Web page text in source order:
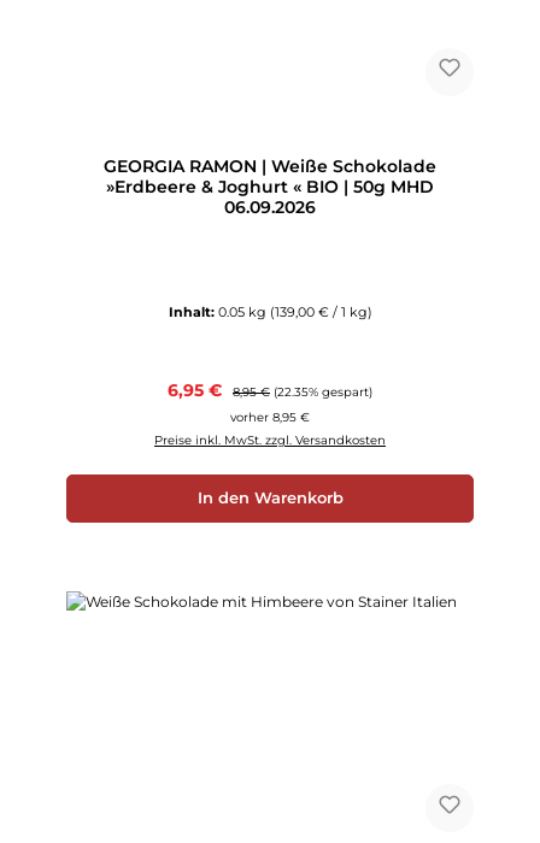
GEORGIA RAMON | Weiße Schokolade
»Erdbeere & Joghurt « BIO | 50g MHD
06.09.2026
Inhalt: 0.05 kg (139,00 € / 1 kg)
Verkaufspreis:
6,95 € Regulärer Preis:
8,95 € (22.35% gespart)
vorher 8,95 €
Preise inkl. MwSt. zzgl. Versandkosten
In den Warenkorb